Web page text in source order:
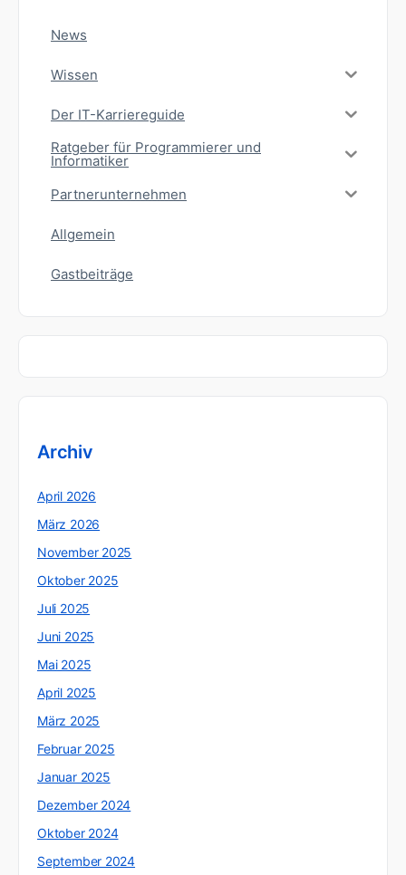
News
Wissen
Der IT-Karriereguide
Ratgeber für Programmierer und
Informatiker
Partnerunternehmen
Allgemein
Gastbeiträge
Archiv
April 2026
März 2026
November 2025
Oktober 2025
Juli 2025
Juni 2025
Mai 2025
April 2025
März 2025
Februar 2025
Januar 2025
Dezember 2024
Oktober 2024
September 2024